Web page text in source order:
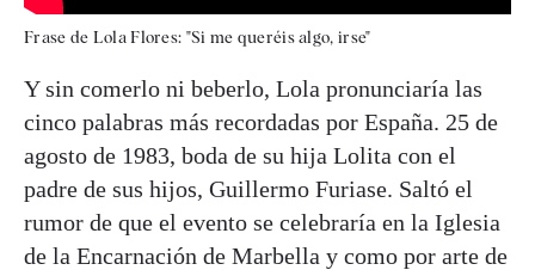
Frase de Lola Flores: "Si me queréis algo, irse"
Y sin comerlo ni beberlo, Lola pronunciaría las
cinco palabras más recordadas por España. 25 de
agosto de 1983, boda de su hija Lolita con el
padre de sus hijos, Guillermo Furiase. Saltó el
rumor de que el evento se celebraría en la Iglesia
de la Encarnación de Marbella y como por arte de